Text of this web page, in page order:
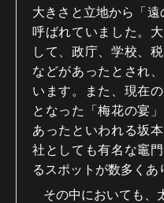
大きさと立地から「遠
呼ばれていました。
して、政庁、学校、
などがあったとされ
います。また、現在
となった「梅花の宴
あったといわれる坂
社としても有名な竈
るスポットが数多くあ
その中においても、